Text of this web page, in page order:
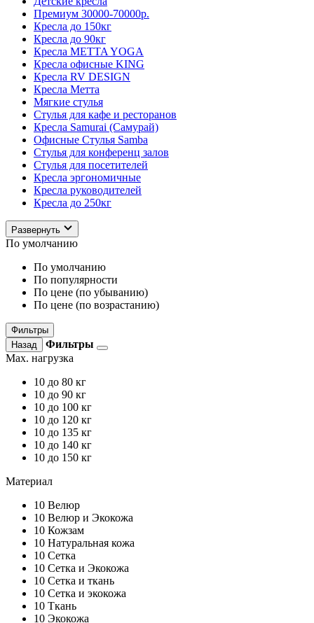
Премиум 30000-70000р.
Кресла до 150кг
Кресла до 90кг
Кресла METTA YOGA
Кресла офисные KING
Кресла RV DESIGN
Кресла Метта
Мягкие стулья
Стулья для кафе и ресторанов
Кресла Samurai (Самурай)
Офисные Стулья Samba
Стулья для конференц залов
Стулья для посетителей
Кресла эргономичные
Кресла руководителей
Кресла до 250кг
Развернуть
По умолчанию
По умолчанию
По популярности
По цене (по убыванию)
По цене (по возрастанию)
Фильтры
Назад
Фильтры
Max. нагрузка
10 до 80 кг
10 до 90 кг
10 до 100 кг
10 до 120 кг
10 до 135 кг
10 до 140 кг
10 до 150 кг
Материал
10 Велюр
10 Велюр и Экокожа
10 Кожзам
10 Натуральная кожа
10 Сетка
10 Сетка и Экокожа
10 Сетка и ткань
10 Сетка и экокожа
10 Ткань
10 Экокожа